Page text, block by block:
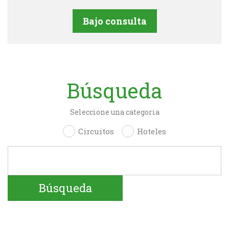
Bajo consulta
Búsqueda
Seleccione una categoria
Circuitos Hoteles